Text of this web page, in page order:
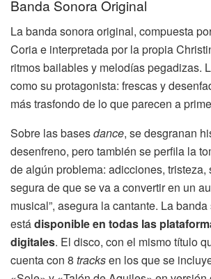
Banda Sonora Original
La banda sonora original, compuesta
Coria e interpretada por la propia
ritmos bailables y melodías pegadizas.
como su protagonista: frescas y
más trasfondo de lo que parecen a
Sobre las basesdance, se desgranan
desenfreno, pero también se perfila la
de algún problema: adicciones,
segura de que se va a convertir en un
musical”, asegura la cantante. La
estádisponible en todas las
digitales. El disco, con el mismo título
cuenta con 8 tracksen los que se